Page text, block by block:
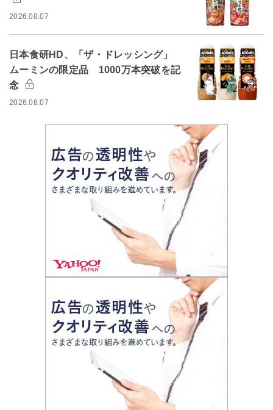
2026.08.07
日本食研HD、「ザ・ドレッシング」
ムーミンの限定品 1000万本突破を記
念
2026.08.07